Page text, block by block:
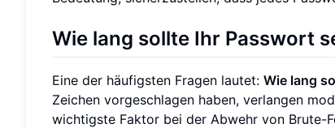
Wie lang sollte Ihr Passwort
Eine der häufigsten Fragen lautet: Wie lang
Zeichen vorgeschlagen haben, verlangen
wichtigste Faktor bei der Abwehr von Brute-